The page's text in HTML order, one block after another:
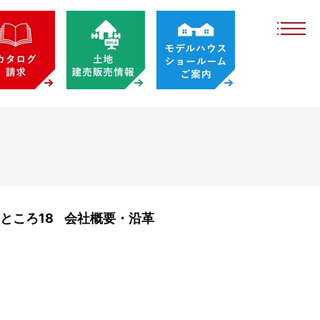
ころ18 会社概要・沿革